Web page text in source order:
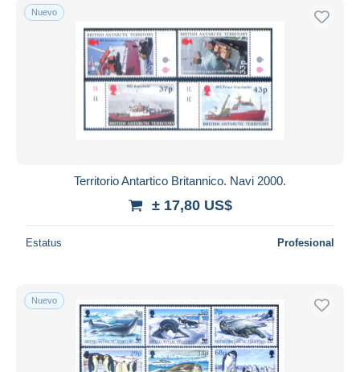
Nuevo
Territorio Antartico Britannico. Navi 2000.
± 17,80 US$
Estatus Profesional
Nuevo